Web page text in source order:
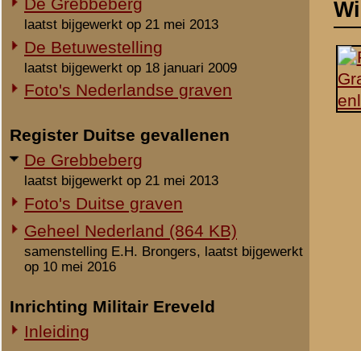
Foto's Duitse graven
Geheel Nederland (864 KB)
samenstelling E.H. Brongers, laatst bijgewerkt
op 10 mei 2016
Inrichting Militair Ereveld
Inleiding
Vrijdag 17 mei 1940
Zaterdag 18 mei 1940
Maandag 3 juni 1940
opgravingen
Onbekende en vermiste militairen
Gesneuvelden elders begraven
Foto's berging en identificatie
Monument 8 R.I. (2010-heden)
Monument gevallenen zonder
aanwijsbaar graf
Als geboorteplaats is
Pommeren (Pruisen)